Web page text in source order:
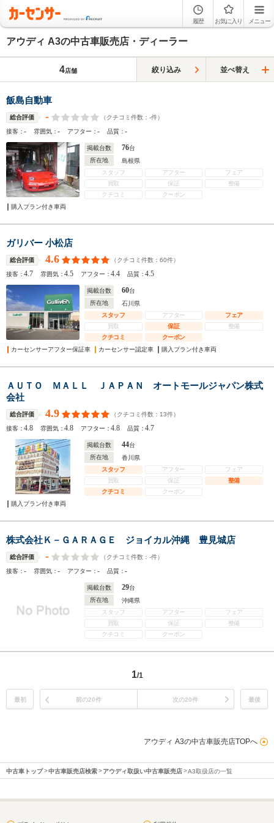
履歴 お気に入り メニュー
アウディ A3の中古車販売店・ディーラー
4店舗 絞り込み 並べ替え
飯島自動車
総合評価 - （クチコミ件数： -件）
接客：- 雰囲気：- アフター：- 品質：-
掲載台数 76台
所在地
島根県
スタッフ
アフター
フェア
買取
保証
整備
クチコミ
クーポン
購入プラン付き車両
ガリバー 小松店
総合評価 4.6 （クチコミ件数： 60件）
接客：4.7 雰囲気：4.5 アフター：4.4 品質：4.5
掲載台数 60台
所在地
石川県
スタッフ
アフター
フェア
買取
保証
整備
クチコミ
クーポン
カーセンサーアフター保証車
カーセンサー認定車 購入プラン付き車両
ＡＵＴＯ ＭＡＬＬ ＪＡＰＡＮ オートモールジャパン株式
会社
総合評価 4.9 （クチコミ件数： 13件）
接客：4.8 雰囲気：4.8 アフター：4.8 品質：4.7
掲載台数 44台
所在地
香川県
スタッフ
アフター
フェア
買取
保証
整備
クチコミ
クーポン
購入プラン付き車両
株式会社Ｋ－ＧＡＲＡＧＥ ジョイカル沖縄 豊見城店
総合評価 - （クチコミ件数： -件）
接客：- 雰囲気：- アフター：- 品質：-
掲載台数 29台
所在地
沖縄県
スタッフ
アフター
フェア
買取
保証
整備
クチコミ
クーポン
1/1
最初 前の20件 次の20件 最後
アウディ A3の中古車販売店TOPへ
中古車トップ 中古車販売店検索 アウディ取扱い中古車販売店 A3取扱店の一覧